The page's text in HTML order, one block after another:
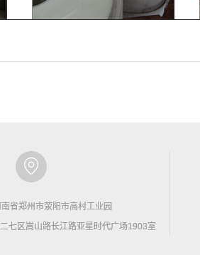
省郑州市荥阳市高村工业园
七区嵩山路长江路亚星时代广场1903室